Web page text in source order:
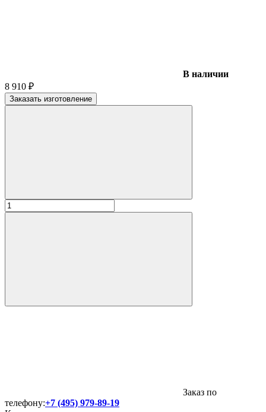
В наличии
8 910 ₽
Заказать изготовление
Заказ по
телефону:+7 (495) 979-89-19